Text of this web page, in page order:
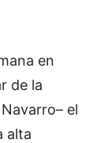
en
de la
el
alta